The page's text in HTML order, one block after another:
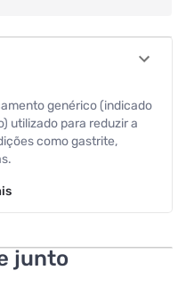
genérico (indicado
utilizado para reduzir a
como gastrite,
junto